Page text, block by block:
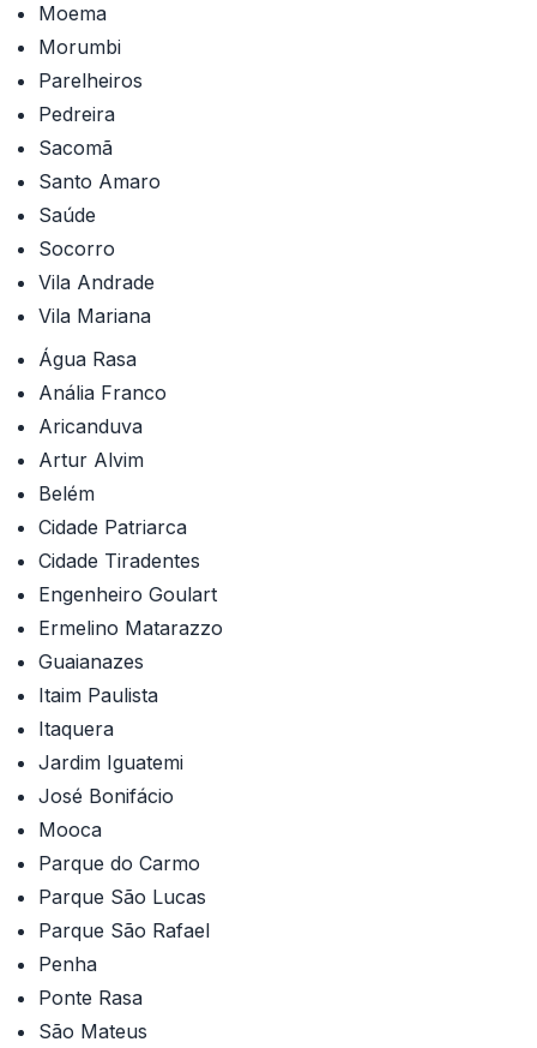
Moema
Morumbi
Parelheiros
Pedreira
Sacomã
Santo Amaro
Saúde
Socorro
Vila Andrade
Vila Mariana
Água Rasa
Anália Franco
Aricanduva
Artur Alvim
Belém
Cidade Patriarca
Cidade Tiradentes
Engenheiro Goulart
Ermelino Matarazzo
Guaianazes
Itaim Paulista
Itaquera
Jardim Iguatemi
José Bonifácio
Mooca
Parque do Carmo
Parque São Lucas
Parque São Rafael
Penha
Ponte Rasa
São Mateus